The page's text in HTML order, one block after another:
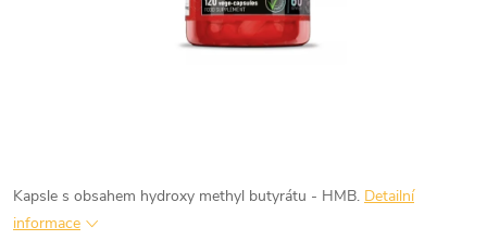
Kapsle s obsahem hydroxy methyl butyrátu - HMB. Detailní
informace